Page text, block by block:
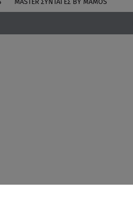
MASTER ΣΥΝΤΑΓΈΣ BY MAMOS